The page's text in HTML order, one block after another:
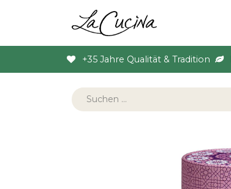
+35 Jahre Qualität & Tradition